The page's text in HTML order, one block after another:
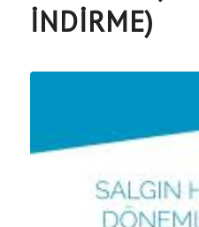
İNDIRME)